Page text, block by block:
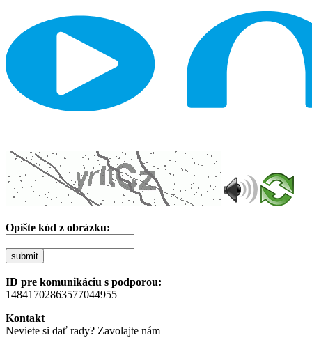
Opíšte kód z obrázku:
submit
ID pre komunikáciu s podporou:
14841702863577044955
Kontakt
Neviete si dať rady? Zavolajte nám